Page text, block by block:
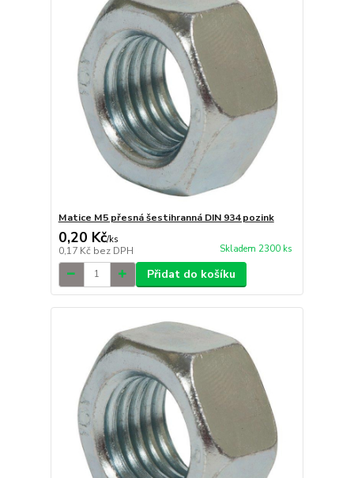
Matice M5 přesná šestihranná DIN 934 pozink
0,20 Kč/ks
0,17 Kč bez DPH Skladem 2300 ks
Přidat do košíku